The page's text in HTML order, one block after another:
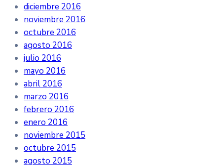
diciembre 2016
noviembre 2016
octubre 2016
agosto 2016
julio 2016
mayo 2016
abril 2016
marzo 2016
febrero 2016
enero 2016
noviembre 2015
octubre 2015
agosto 2015